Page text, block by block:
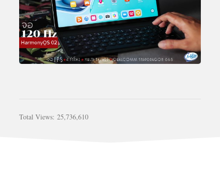
Total Views: 25,736,610